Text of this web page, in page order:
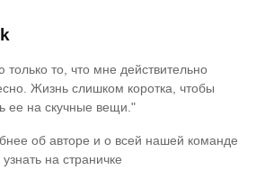
только то, что мне действительно
Жизнь слишком коротка, чтобы
ее на скучные вещи."
об авторе и о всей нашей команде
на страничке